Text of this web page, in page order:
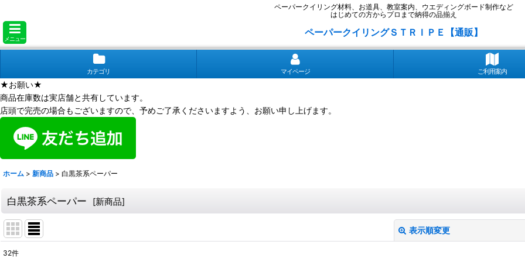
ペーパークイリング材料、お道具、教室案内、ウエディングボード制作など
はじめての方からプロまで納得の品揃え
メニュー
ペーパークイリングＳＴＲＩＰＥ【通販】
カテゴリ マイページ ご利用案内
★お願い★
商品在庫数は実店舗と共有しています。
店頭で完売の場合もございますので、予めご了承くださいますよう、お願い申し上げます。
ホーム > 新商品 > 白黒茶系ペーパー
白黒茶系ペーパー [新商品]
表示順変更
32件